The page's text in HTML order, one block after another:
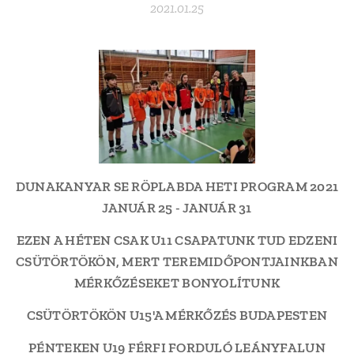
2021.01.25
DUNAKANYAR SE RÖPLABDA HETI PROGRAM2021
JANUÁR 25 - JANUÁR 31
EZEN A HÉTEN CSAK U11 CSAPATUNK TUD EDZENI
CSÜTÖRTÖKÖN, MERT TEREMIDŐPONTJAINKBAN
MÉRKŐZÉSEKET BONYOLÍTUNK
CSÜTÖRTÖKÖN U15'A MÉRKŐZÉS BUDAPESTEN
PÉNTEKEN U19 FÉRFI FORDULÓ LEÁNYFALUN